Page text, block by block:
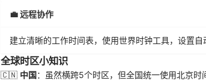
💼 远程协作
建立清晰的工作时间表，使用世界时钟工具，设置自
全球时区小知识
🇨🇳 中国：虽然横跨5个时区，但全国统一使用北京时